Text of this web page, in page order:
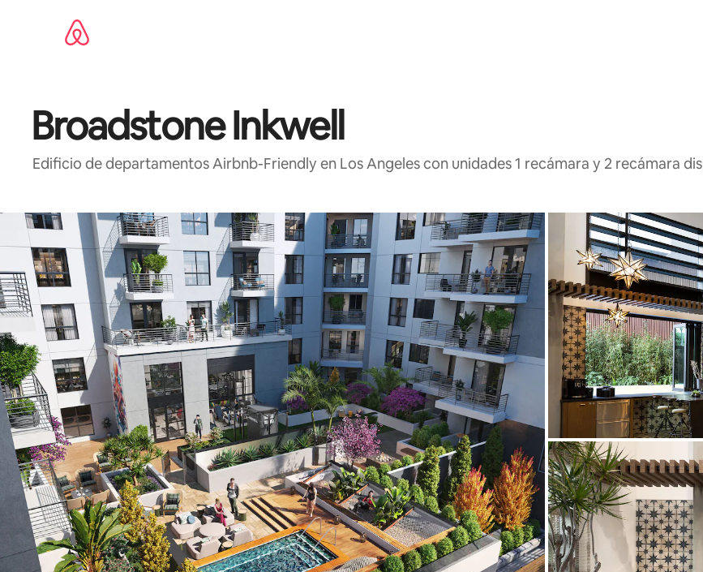
Broadstone Inkwell
Edificio de departamentos Airbnb-Friendly en Los Angeles con unidades 1 recámara y 2 recámara